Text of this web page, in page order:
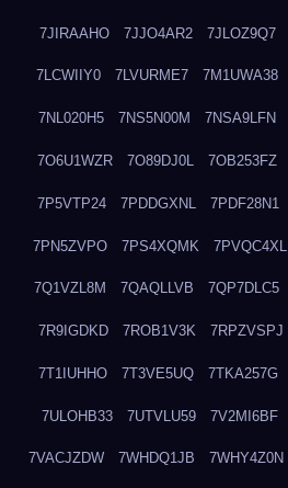
7JIRAAHO 7JJO4AR2 7JLOZ9Q7
7LCWIIY0 7LVURME7 7M1UWA38
7NL020H5 7NS5N00M 7NSA9LFN
7O6U1WZR 7O89DJ0L 7OB253FZ
7P5VTP24 7PDDGXNL 7PDF28N1
7PN5ZVPO 7PS4XQMK 7PVQC4XL
7Q1VZL8M 7QAQLLVB 7QP7DLC5
7R9IGDKD 7ROB1V3K 7RPZVSPJ
7T1IUHHO 7T3VE5UQ 7TKA257G
7ULOHB33 7UTVLU59 7V2MI6BF
7VACJZDW 7WHDQ1JB 7WHY4Z0N